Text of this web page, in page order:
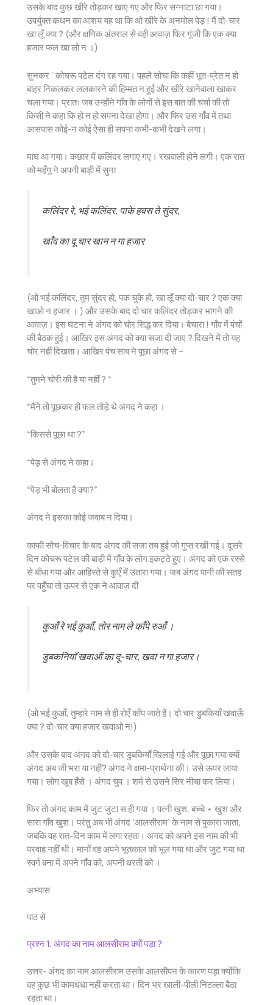
उसके बाद कुछ खीरे तोड़कर खाए गए और फिर सन्नाटा छा गया।
उपर्युक्त कथन का आशय यह था कि ओ खीरे के अनमोल पेड़ ! मैं दो-चार
खा लूँ क्या ? (और क्षणिक अंतराल से वही आवाज़ फिर गूंजी कि एक क्या
हजार फल खा लो न ।)
सुनकर ‘ कोचरू पटेल दंग रह गया। पहले सोचा कि कहीं भूत-प्रेत न हो
बाहर निकलकर ललकारने की हिम्मत न हुई और खीरे खानेवाला खाकर
चला गया। प्रातः जब उन्होंने गाँव के लोगों से इस बात की चर्चा की तो
किसी ने कहा कि हो न हो सपना देखा होगा। और फिर उस गाँव में तथा
आसपास कोई-न कोई ऐसा ही सपना कभी-कभी देखने लगा।
माघ आ गया। कछार में कलिंदर लगाए गए। रखवाली होने लगी। एक रात
को महँगू ने अपनी बाड़ी में सुना
कलिंदर रे, भई कलिंदर, पाके हवस ते सुंदर,
खाँव का दू चार खान न गा हजार
(ओ भई कलिंदर, तुम सुंदर हो, पक चुके हो, खा लूँ क्या दो-चार ? एक क्या
खाओ न हजार । ) और उसके बाद दो चार कलिंदर तोड़कर भागने की
आवाज़। इस घटना ने अंगद को चोर सिद्ध कर दिया। बेचारा ! गाँव में पंचों
की बैठक हुई। आखिर इस अंगद को क्या सजा दी जाए ? दिखने में तो यह
चोर नहीं दिखता। आखिर पंच साब ने पूछा अंगद से –
“तुमने चोरी की है या नहीं ? “
“मैंने तो पूछकर ही फल तोड़े थे अंगद ने कहा ।
“किससे पूछा था ?”
“पेड़ से अंगद ने कहा।
“पेड़ भी बोलता है क्या?”
अंगद ने इसका कोई जवाब न दिया।
काफी सोच-विचार के बाद अंगद की सजा तय हुई जो गुप्त रखी गई। दूसरे
दिन कोचरू पटेल की बाड़ी में गाँव के लोग इकट्ठे हुए। अंगद को एक रस्से
से बाँधा गया और आहिस्ते से कुएँ में उतारा गया। जब अंगद पानी की सतह
पर पहुँचा तो ऊपर से एक ने आवाज़ दी
कुआँ रे भई कुआँ, तोर नाम ले काँपे रुआँ ।
डुबकनियाँ खवाओं का दू-चार, खवा न गा हजार।
(ओ भई कुआँ, तुम्हारे नाम से ही रोएँ काँप जाते हैं। दो चार डुबकियाँ खवाऊँ
क्या ? दो-चार क्या हजार खवाओ न!)
और उसके बाद अंगद को दो-चार डुबकियाँ खिलाई गई और पूछा गया क्यों
अंगद अब जी भरा या नहीं? अंगद ने क्षमा-प्रार्थना की। उसे ऊपर लाया
गया। लोग खूब हँसे । अंगद चुप । शर्म से उसने सिर नीचा कर लिया।
फिर तो अंगद काम में जुट जुटा स ही गया । पत्नी खुश, बच्चे • खुश और
सारा गाँव खुश। परंतु अब भी अंगद ‘आलसीराम’ के नाम से पुकारा जाता,
जबकि वह रात-दिन काम में लगा रहता। अंगद को अपने इस नाम की भी
परवाह नहीं थी। मानों वह अपने भूतकाल को भूल गया था और जुट गया था
स्वर्ग बना में अपने गाँव को, अपनी धरती को ।
अभ्यास
पाठ से
प्रश्न 1. अंगद का नाम आलसीराम क्यों पड़ा ?
उत्तर- अंगद का नाम आलसीराम उसके आलसीपन के कारण पड़ा क्योंकि
वह कुछ भी कामधंधा नहीं करता था। दिन भर खाली-पीली निठल्ला बैठा
रहता था।